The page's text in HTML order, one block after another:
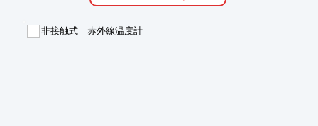
【仕様（一部）】
■CPU プロセッサ：Freescale DSP56858
非接触式 赤外線温度計